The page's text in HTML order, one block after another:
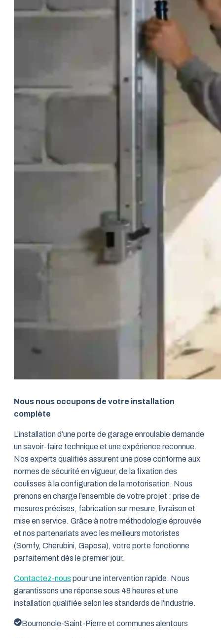
Nous nous occupons de votre installation
complète
L’installation d’une porte de garage enroulable demande
un savoir-faire technique et une expérience reconnue.
Nos experts qualifiés assurent une pose conforme aux
normes de sécurité en vigueur, de la fixation des
coulisses à la configuration de la motorisation. Nous
prenons en charge l’ensemble de votre projet : prise de
mesures précises, fabrication sur mesure, livraison et
mise en service. Grâce à notre méthodologie éprouvée
et nos partenariats avec les meilleurs motoristes
(Somfy, Cherubini, Gaposa), votre porte fonctionne
parfaitement dès le premier jour.
Contactez-nous pour une intervention rapide. Nous
garantissons une réponse sous 48 heures et une
installation qualifiée selon les standards de l’industrie.
Bournoncle-Saint-Pierre et communes alentours